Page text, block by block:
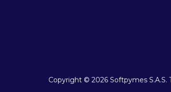
Copyright © 2026 Softpymes S.A.S.